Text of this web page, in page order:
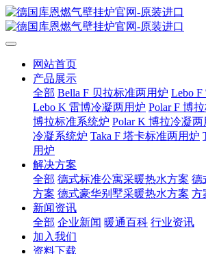
网站首页
产品展示
全部 Bella F 贝拉标准两用炉 Lebo
Lebo K 雷博冷凝两用炉 Polar F 博
博拉标准系统炉 Polar K 博拉冷凝两
冷凝系统炉 Taka F 塔卡标准两用炉
用炉
解决方案
全部 德式标准公寓采暖热水方案 德
方案 德式豪华别墅采暖热水方案 方
新闻资讯
全部 企业新闻 暖通百科 行业资讯
加入我们
资料下载